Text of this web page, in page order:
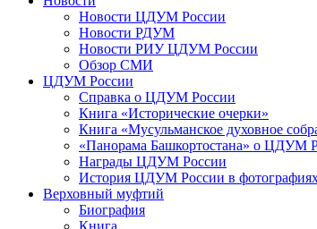
Новости ЦДУМ России
Новости РДУМ
Новости РИУ ЦДУМ России
Обзор СМИ
ЦДУМ России
Справка о ЦДУМ России
Книга «Исторические очерки»
Книга «Мусульманское духовное
«Панорама Башкортостана» о ЦДУМ
Награды ЦДУМ России
История ЦДУМ России в
Верховный муфтий
Биография
Книга